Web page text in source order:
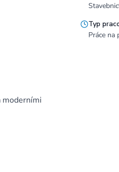
moderními
Typ
Práce na